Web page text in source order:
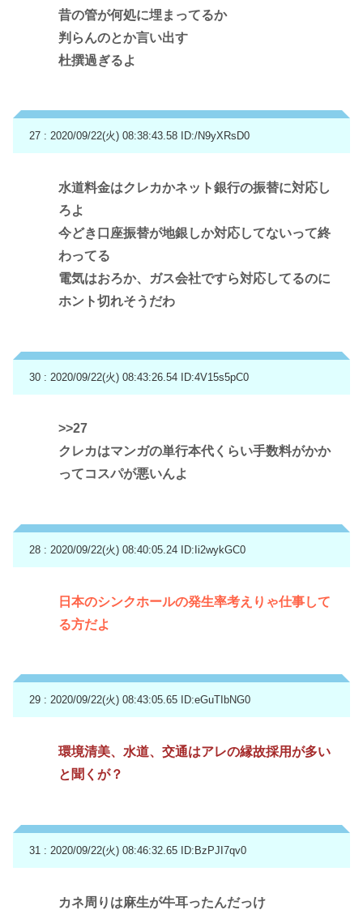
昔の管が何処に埋まってるか
判らんのとか言い出す
杜撰過ぎるよ
27 : 2020/09/22(火) 08:38:43.58 ID:/N9yXRsD0
水道料金はクレカかネット銀行の振替に対応し
ろよ
今どき口座振替が地銀しか対応してないって終
わってる
電気はおろか、ガス会社ですら対応してるのに
ホント切れそうだわ
30 : 2020/09/22(火) 08:43:26.54 ID:4V15s5pC0
>>27
クレカはマンガの単行本代くらい手数料がかか
ってコスパが悪いんよ
28 : 2020/09/22(火) 08:40:05.24 ID:Ii2wykGC0
日本のシンクホールの発生率考えりゃ仕事して
る方だよ
29 : 2020/09/22(火) 08:43:05.65 ID:eGuTIbNG0
環境清美、水道、交通はアレの縁故採用が多い
と聞くが？
31 : 2020/09/22(火) 08:46:32.65 ID:BzPJI7qv0
カネ周りは麻生が牛耳ったんだっけ